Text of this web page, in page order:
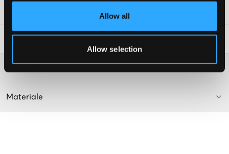
Allow all
Allow selection
Vaskeråd
Materiale